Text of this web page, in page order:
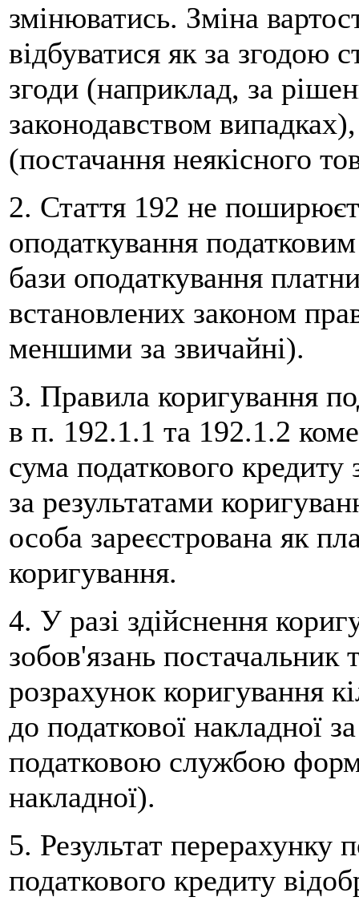
змінюватись. Зміна
відбуватися як за згодою
згоди (наприклад, за
законодавством
(постачання неякісного
2. Стаття 192 не
оподаткування
бази оподаткування
встановлених законом
меншими за звичайні).
3. Правила коригування
в п. 192.1.1 та 192.1.2
сума податкового
за результатами
особа зареєстрована як
коригування.
4. У разі здійснення
зобов'язань постачальник
розрахунок коригування
до податкової накладної
податковою службою
накладної).
5. Результат перерахунку
податкового кредиту